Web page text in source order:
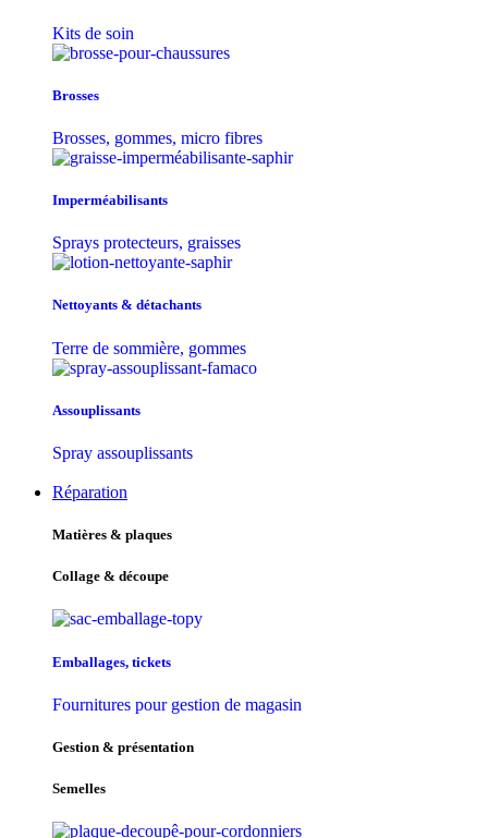
Kits de soin
Brosses
Brosses, gommes, micro fibres
Imperméabilisants
Sprays protecteurs, graisses
Nettoyants & détachants
Terre de sommière, gommes
Assouplissants
Spray assouplissants
Réparation
Matières & plaques
Collage & découpe
Emballages, tickets
Fournitures pour gestion de magasin
Gestion & présentation
Semelles